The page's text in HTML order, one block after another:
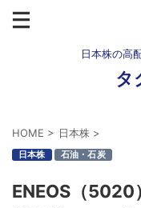
日本株の高
タ
HOME > 日本株 >
日本株 石油・石炭
ENEOS（